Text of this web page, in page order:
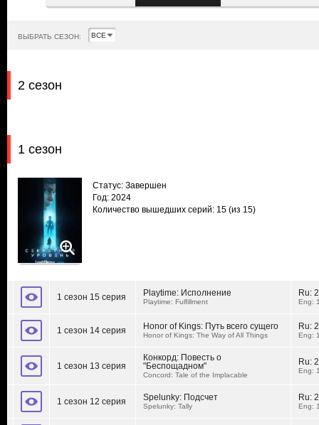
ВЫБРАТЬ СЕЗОН:
2 сезон
1 сезон
Статус: Завершен
Год: 2024
Количество вышедших серий: 15 (из 15)
1 сезон 15 серия Playtime: Исполнение
Playtime: Fulfillment
Ru:
Eng:
1 сезон 14 серия Honor of Kings: Путь всего сущего
Honor of Kings: The Way of All Things
Ru:
Eng:
1 сезон 13 серия
Конкорд: Повесть о
"Беспощадном"
Concord: Tale of the Implacable
Ru:
Eng:
1 сезон 12 серия Spelunky: Подсчет
Spelunky: Tally
Ru:
Eng: